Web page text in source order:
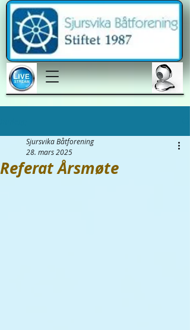
Referat Årsmøte
Sjursvika Båtforening
28. mars 2025